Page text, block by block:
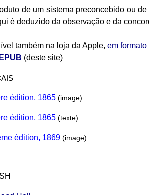
de um sistema preconcebido ou
é deduzido da observação e da
também na loja da Apple, em formato
(deste site)
re édition, 1865 (image)
re édition, 1865(texte)
e édition, 1869(image)